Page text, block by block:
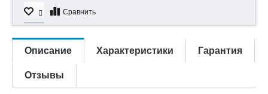
Сравнить
Описание Характеристики Гарантия
Отзывы